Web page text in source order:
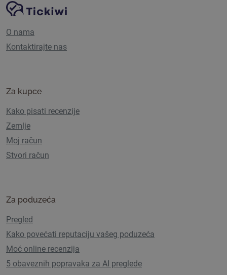
Navigacija stranice
Tickiwi platforma
O nama
Kontaktirajte nas
Za kupce
Kako pisati recenzije
Zemlje
Moj račun
Stvori račun
Za poduzeća
Pregled
Kako povećati reputaciju vašeg poduzeća
Moć online recenzija
5 obaveznih popravaka za AI preglede